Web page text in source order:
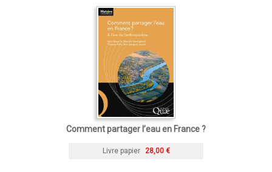
Comment partager l’eau en France ?
Livre papier 28,00 €